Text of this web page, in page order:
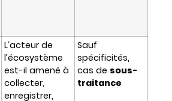
L’acteur de
l’écosystème
est-il amené à
collecter,
enregistrer,
Sauf
spécificités,
cas de sous-
traitance